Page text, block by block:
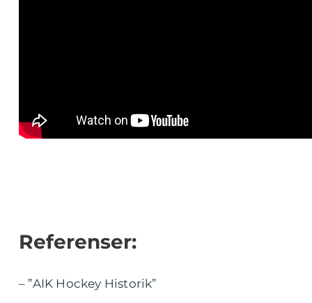
Referenser:
– ”AIK Hockey Historik”